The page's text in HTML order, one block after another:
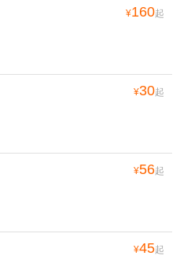
¥160起
¥30起
¥56起
¥45起